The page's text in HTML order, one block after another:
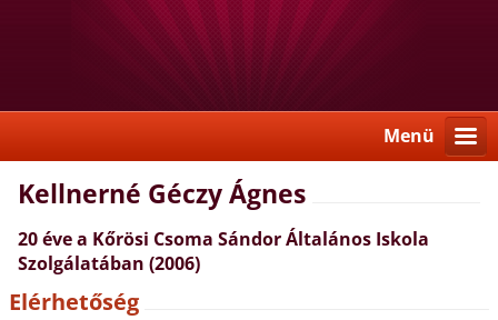
Menü
Kellnerné Géczy Ágnes
20 éve a Kőrösi Csoma Sándor Általános Iskola
Szolgálatában (2006)
Elérhetőség